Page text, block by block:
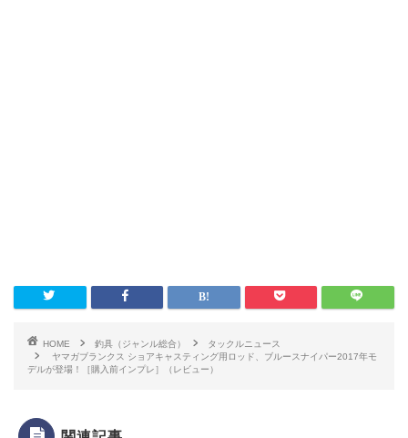
HOME 釣具（ジャンル総合）
タックルニュース
ヤマガブランクス ショアキャスティング用ロッド、ブルースナイパー2017年モ
デルが登場！［購入前インプレ］（レビュー）